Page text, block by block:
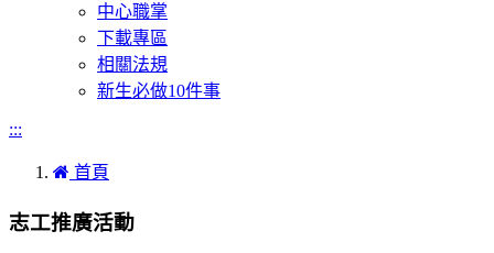
中心職掌
下載專區
相關法規
新生必做10件事
:::
首頁
志工推廣活動